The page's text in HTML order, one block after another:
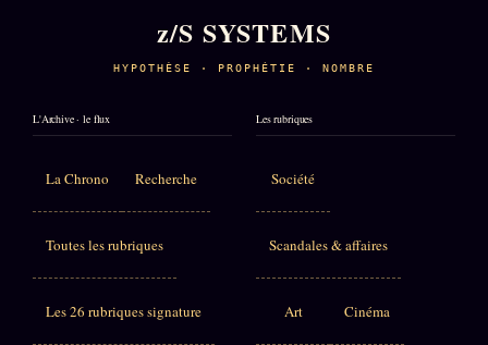
z/S SYSTEMS
HYPOTHÈSE · PROPHÉTIE · NOMBRE
L'Archive · le flux
La Chrono Recherche
Toutes les rubriques
Les 26 rubriques signature
Les rubriques
Société
Scandales & affaires
Art Cinéma